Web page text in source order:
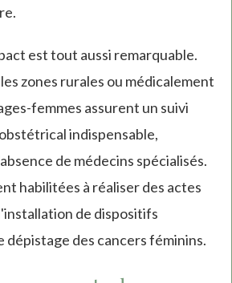
est tout aussi remarquable.
zones rurales ou médicalement
femmes assurent un suivi
indispensable,
de médecins spécialisés.
habilitées à réaliser des actes
de dispositifs
des cancers féminins.